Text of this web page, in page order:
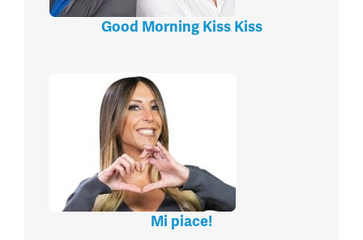
Good Morning Kiss Kiss
Mi piace!